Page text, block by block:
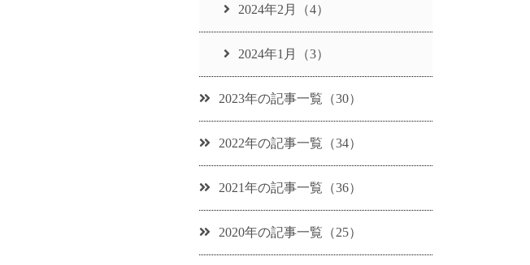
2024年2月（4）
2024年1月（3）
2023年の記事一覧（30）
2022年の記事一覧（34）
2021年の記事一覧（36）
2020年の記事一覧（25）